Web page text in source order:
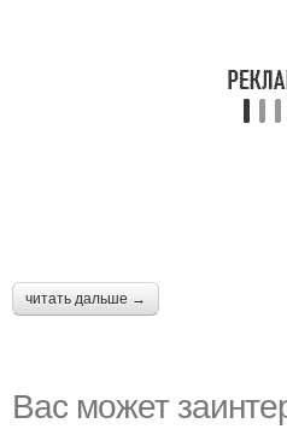
читать дальше →
Вас может